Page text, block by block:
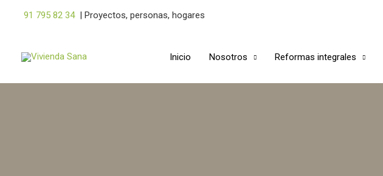
91 795 82 34 | Proyectos, personas, hogares
Inicio Nosotros Reformas integrales